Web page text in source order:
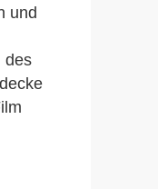
und
des